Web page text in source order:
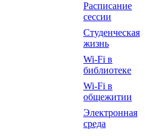
Расписание
сессии
Студенческая
жизнь
Wi-Fi в
библиотеке
Wi-Fi в
общежитии
Электронная
среда